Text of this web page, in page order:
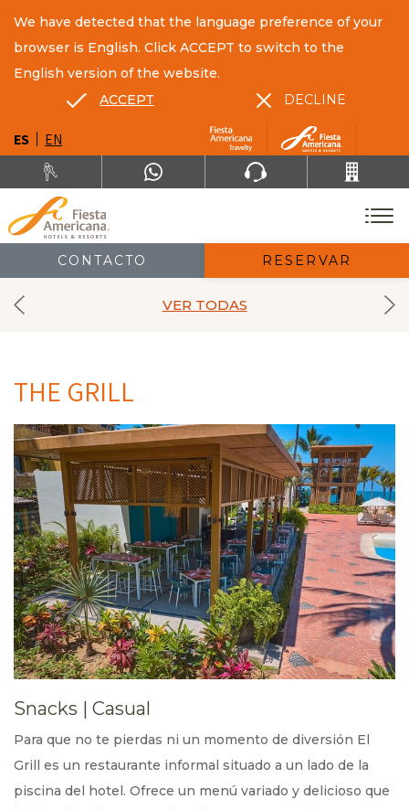
ES EN
CONTACTO RESERVAR
We have detected that the language preference of your
browser is English. Click ACCEPT to switch to the
English version of the website.
ACCEPT
DECLINE
VER TODAS
THE GRILL
Snacks | Casual
Para que no te pierdas ni un momento de diversión El
Grill es un restaurante informal situado a un lado de la
piscina del hotel. Ofrece un menú variado y delicioso que